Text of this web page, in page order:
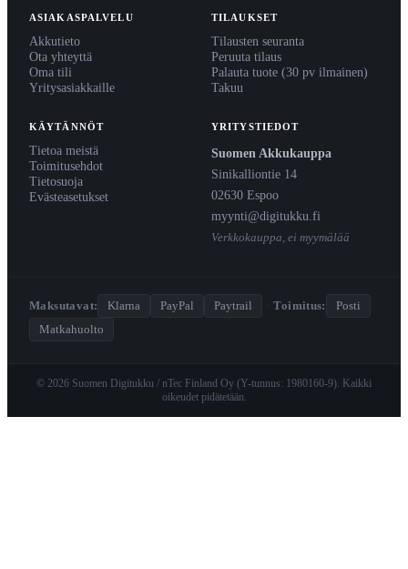
ASIAKASPALVELU
Akkutieto
Ota yhteyttä
Oma tili
Yritysasiakkaille
TILAUKSET
Tilausten seuranta
Peruuta tilaus
Palauta tuote (30 pv ilmainen)
Takuu
KÄYTÄNNÖT
Tietoa meistä
Toimitusehdot
Tietosuoja
Evästeasetukset
YRITYSTIEDOT
Suomen Akkukauppa
Sinikalliontie 14
02630 Espoo
myynti@digitukku.fi
Verkkokauppa, ei myymälää
Maksutavat: Klarna PayPal Paytrail · Toimitus:
Posti
Matkahuolto
© 2026 Suomen Digitukku / nTec Finland Oy (Y-tunnus: 1980160-9). Kaikki
oikeudet pidätetään.